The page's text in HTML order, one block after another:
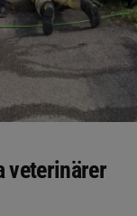
veterinärer